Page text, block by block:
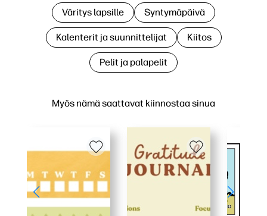
Myös nämä saattavat kiinnostaa sinua
Väritys lapsille Syntymäpäivä
Kalenterit ja suunnittelijat Kiitos
Pelit ja palapelit